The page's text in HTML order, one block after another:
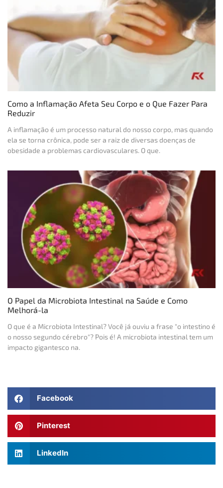
Como a Inflamação Afeta Seu Corpo e o Que Fazer Para
Reduzir
A inflamação é um processo natural do nosso corpo, mas quando
ela se torna crônica, pode ser a raiz de diversas doenças de
obesidade a problemas cardiovasculares. O que.
O Papel da Microbiota Intestinal na Saúde e Como
Melhorá-la
O que é a Microbiota Intestinal? Você já ouviu a frase "o intestino é
o nosso segundo cérebro"? Pois é! A microbiota intestinal tem um
impacto gigantesco na.
Facebook
Pinterest
LinkedIn